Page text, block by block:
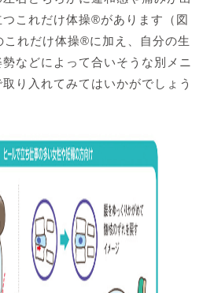
これだけ体操®があります（図
れだけ体操®に加え、自分の生
などによって合いそうな別メニ
り入れてみてはいかがでしょう